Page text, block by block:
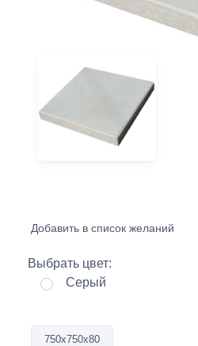
Добавить в список желаний
Выбрать цвет:
Серый
750х750х80